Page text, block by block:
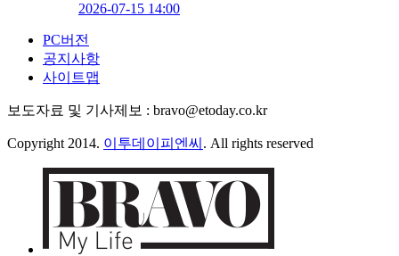
2026-07-15 14:00
PC버전
공지사항
사이트맵
보도자료 및 기사제보 : bravo@etoday.co.kr
Copyright 2014. 이투데이피엔씨 . All rights reserved